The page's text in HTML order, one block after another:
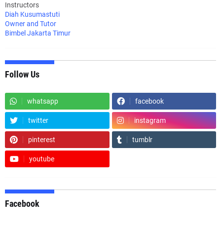
Instructors
Diah Kusumastuti
Owner and Tutor
Bimbel Jakarta Timur
Follow Us
whatsapp facebook
twitter instagram
pinterest tumblr
youtube
Facebook